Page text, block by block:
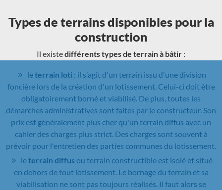
Types de terrains disponibles pour la
construction
Il existedifférents types de terrain à bâtir :
leterrain loti : il s'agit d'un terrain issu d'une division
foncière lors de la création d'un lotissement. Celui-ci doit être
obligatoirement borné et viabilisé. De plus, toutes les
démarches administratives sont faites par le constructeur. Son
prix est généralement plus cher qu'un terrain diffus avec un
cahier des charges plus strict. Des charges sont souvent à
prévoir pour l'entretien des parties communes du lotissement.
leterrain diffusou terrain constructible est isolé et situé
en dehors de tout lotissement. Le bornage du terrain et sa
viabilisation ne sont pas toujours réalisés. Il faut alors se